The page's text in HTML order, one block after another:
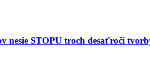
nesie STOPU troch desaťročí